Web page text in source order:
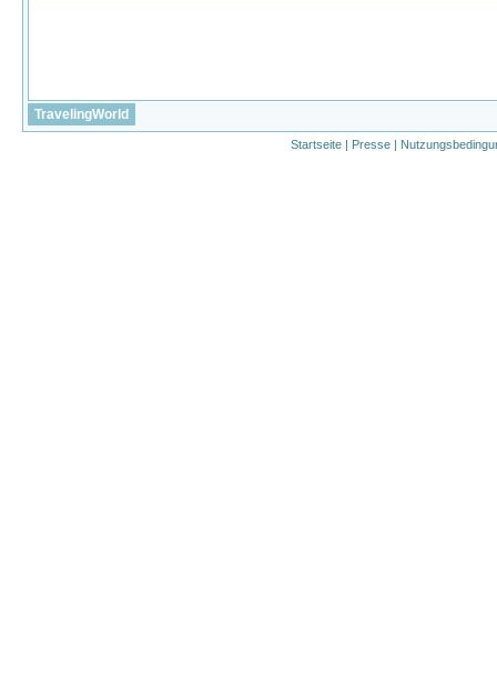
TravelingWorld
Startseite | Presse |